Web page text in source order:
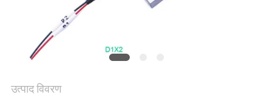
गोपनीयता
उत्पाद विवरण